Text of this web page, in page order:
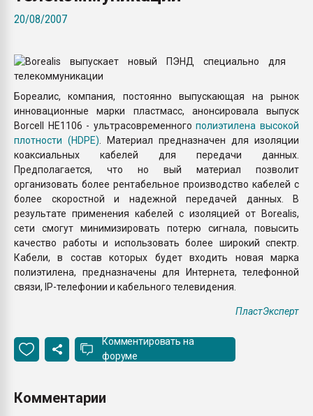
ПЕРЕЙТИ НА
20/08/2007
Бореалис, компания, постоянно выпускающая на рынок
инновационные марки пластмасс, анонсировала выпуск
Borcell HE1106 - ультрасовременногополиэтилена высокой
плотности (HDPE) . Материал предназначен для изоляции
коаксиальных кабелей для передачи данных.
Предполагается, что но вый материал позволит
организовать более рентабельное производство кабелей с
более скоростной и надежной передачей данных. В
результате применения кабелей с изоляцией от Borealis,
сети смогут минимизировать потерю сигнала, повысить
качество работы и использовать более широкий спектр.
Кабели, в состав которых будет входить новая марка
полиэтилена, предназначены для Интернета, телефонной
связи, IP-телефонии и кабельного телевидения.
ПластЭксперт
Комментировать на
форуме
Комментарии